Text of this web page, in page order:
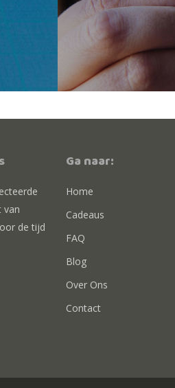
van
de tijd
Ga naar:
Home
Cadeaus
FAQ
Blog
Over Ons
Contact